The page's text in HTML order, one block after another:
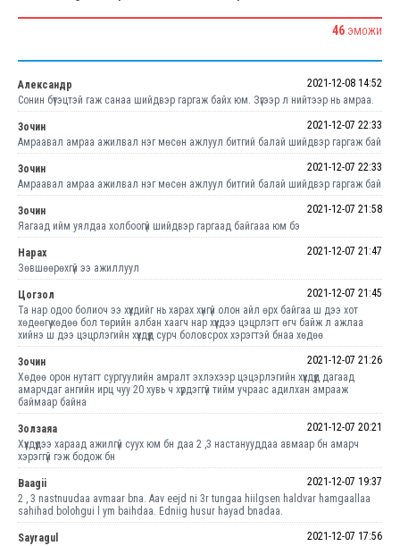
46 ЭМОЖИ
Александр
2021-12-08 14:52
Сонин бүтэцтэй гаж санаа шийдвэр гаргаж байх юм. Зүгээр л нийтээр нь амраа.
Зочин
2021-12-07 22:33
Амраавал амраа ажилвал нэг мөсөн ажлуул битгий балай шийдвэр гаргаж бай
Зочин
2021-12-07 22:33
Амраавал амраа ажилвал нэг мөсөн ажлуул битгий балай шийдвэр гаргаж бай
Зочин
2021-12-07 21:58
Яагаад ийм уялдаа холбоогүй шийдвэр гаргаад байгааа юм бэ
Нарах
2021-12-07 21:47
Зөвшөөрөхгүй ээ ажиллуул
Цогзол
2021-12-07 21:45
Та нар одоо болиоч ээ хүүхдийг нь харах хүнгүй олон айл өрх байгаа ш дээ хот
хөдөөгүү хөдөө бол төрийн албан хаагч нар хүүхдээ цэцрлэгт өгч байж л ажлаа
хийнэ ш дээ цэцрлэгийн хүүхдүүд сурч боловсрох хэрэгтэй бнаа хөдөө
Зочин
2021-12-07 21:26
Хөдөө орон нутагт сургуулийн амралт эхлэхээр цэцэрлэгийн хүүхдүүд дагаад
амарчдаг ангийн ирц чуу 20 хувь ч хүрдэггүй тийм учраас адилхан амрааж
баймаар байна
Золзаяа
2021-12-07 20:21
Хүүхдүүдээ хараад ажилгүй суух юм бн даа 2 ,3 настанууддаа авмаар бн амарч
хэрэггүй гэж бодож бн
Baagii
2021-12-07 19:37
2 , 3 nastnuudaa avmaar bna. Aav eejd ni 3r tungaa hiilgsen haldvar hamgaallaa
sahihad bolohgui l ym baihdaa. Edniig husur hayad bnadaa.
Sayragul
2021-12-07 17:56